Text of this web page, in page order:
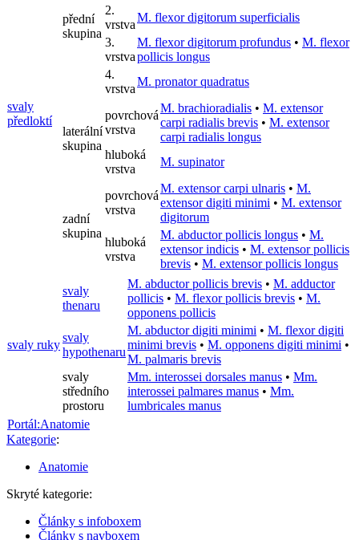
svaly
předloktí
přední
skupina
2.
vrstva
M. flexor digitorum superficialis
3.
vrstva
M. flexor digitorum profundus • M. flexor
pollicis longus
4.
vrstva
M. pronator quadratus
laterální
skupina
povrchová
vrstva
M. brachioradialis • M. extensor
carpi radialis brevis • M. extensor
carpi radialis longus
hluboká
vrstva
M. supinator
zadní
skupina
povrchová
vrstva
M. extensor carpi ulnaris • M.
extensor digiti minimi • M. extensor
digitorum
hluboká
vrstva
M. abductor pollicis longus • M.
extensor indicis • M. extensor pollicis
brevis • M. extensor pollicis longus
svaly ruky
svaly
thenaru
M. abductor pollicis brevis • M. adductor
pollicis • M. flexor pollicis brevis • M.
opponens pollicis
svaly
hypothenaru
M. abductor digiti minimi • M. flexor digiti
minimi brevis • M. opponens digiti minimi •
M. palmaris brevis
svaly
středního
prostoru
Mm. interossei dorsales manus • Mm.
interossei palmares manus • Mm.
lumbricales manus
Portál:Anatomie
Kategorie:
Anatomie
Skryté kategorie:
Články s infoboxem
Články s navboxem